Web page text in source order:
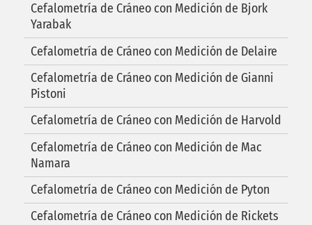
Cefalometría de Cráneo con Medición de Bjork
Yarabak
Cefalometría de Cráneo con Medición de Delaire
Cefalometría de Cráneo con Medición de Gianni
Pistoni
Cefalometría de Cráneo con Medición de Harvold
Cefalometría de Cráneo con Medición de Mac
Namara
Cefalometría de Cráneo con Medición de Pyton
Cefalometría de Cráneo con Medición de Rickets